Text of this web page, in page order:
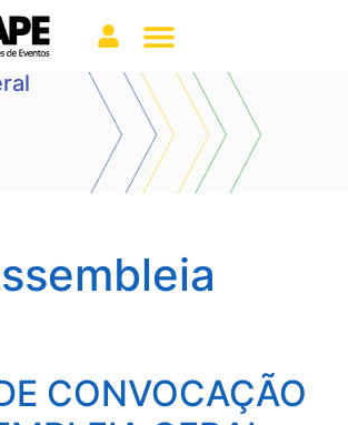
CONVOCAÇÃO